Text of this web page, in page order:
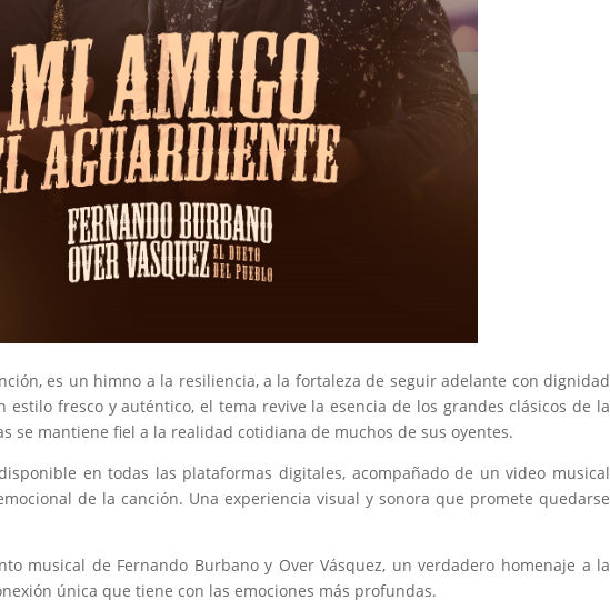
es un himno a la resiliencia, a la fortaleza de seguir adelante con dignidad
estilo fresco y auténtico, el tema revive la esencia de los grandes clásicos de la
se mantiene fiel a la realidad cotidiana de muchos de sus oyentes.
en todas las plataformas digitales, acompañado de un video musical
de la canción. Una experiencia visual y sonora que promete quedarse
musical de Fernando Burbano y Over Vásquez, un verdadero homenaje a la
única que tiene con las emociones más profundas.